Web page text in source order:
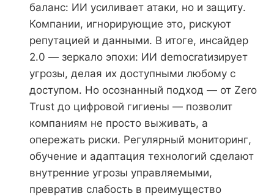
баланс: ИИ усиливает атаки, но и защиту.
Компании, игнорирующие это, рискуют
репутацией и данными. В итоге, инсайдер
2.0 — зеркало эпохи: ИИ democratизирует
угрозы, делая их доступными любому с
доступом. Но осознанный подход — от Zero
Trust до цифровой гигиены — позволит
компаниям не просто выживать, а
опережать риски. Регулярный мониторинг,
обучение и адаптация технологий сделают
внутренние угрозы управляемыми,
превратив слабость в преимущество